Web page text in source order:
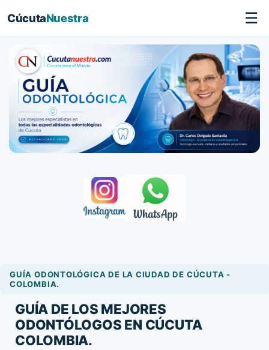
CúcutaNuestra ☰
GUÍA ODONTOLÓGICA DE LA CIUDAD DE CÚCUTA -
COLOMBIA.
GUÍA DE LOS MEJORES
ODONTÓLOGOS EN CÚCUTA
COLOMBIA.